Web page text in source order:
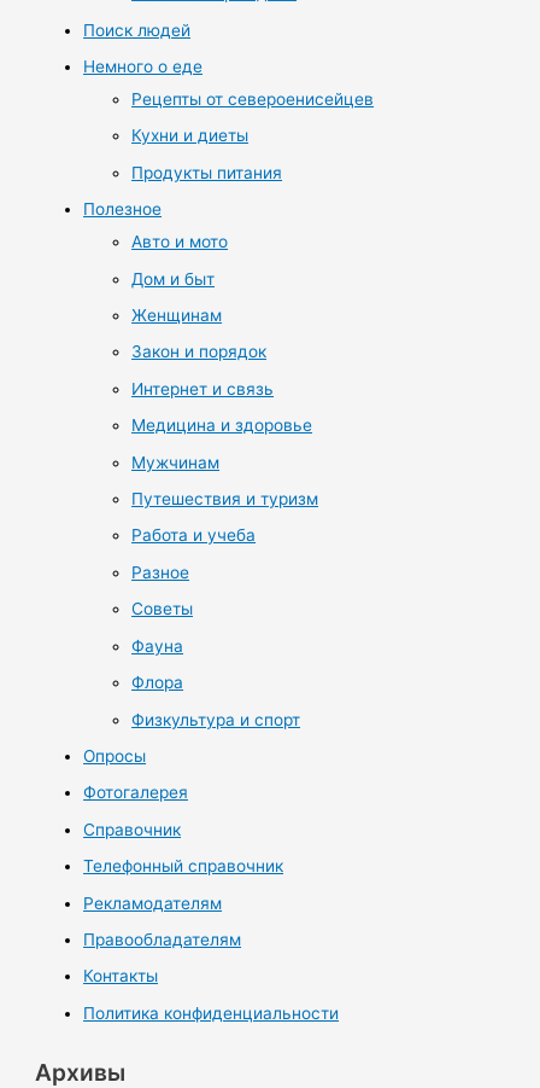
Поиск людей
Немного о еде
Рецепты от североенисейцев
Кухни и диеты
Продукты питания
Полезное
Авто и мото
Дом и быт
Женщинам
Закон и порядок
Интернет и связь
Медицина и здоровье
Мужчинам
Путешествия и туризм
Работа и учеба
Разное
Советы
Фауна
Флора
Физкультура и спорт
Опросы
Фотогалерея
Справочник
Телефонный справочник
Рекламодателям
Правообладателям
Контакты
Политика конфиденциальности
Архивы